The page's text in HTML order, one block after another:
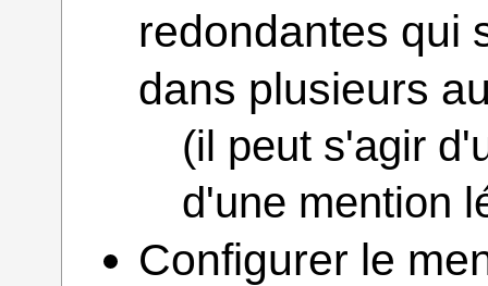
redondantes qui
dans plusieurs
(il peut s'agir
d'une mention
Configurer le